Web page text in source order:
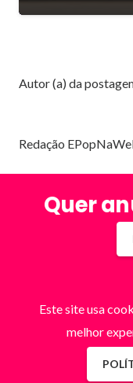
Autor (a) da
Redação
Quer
Este site usa
melhor